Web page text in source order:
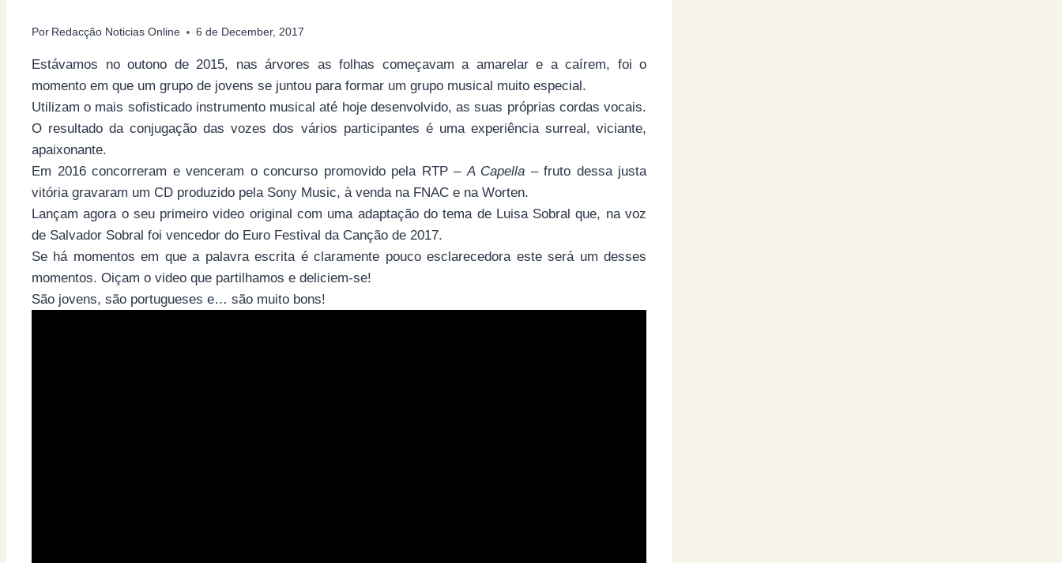
Por Redacção Noticias Online 6 de December, 2017
Estávamos no outono de 2015, nas árvores as folhas começavam a amarelar e a caírem, foi o
momento em que um grupo de jovens se juntou para formar um grupo musical muito especial.
Utilizam o mais sofisticado instrumento musical até hoje desenvolvido, as suas próprias cordas vocais.
O resultado da conjugação das vozes dos vários participantes é uma experiência surreal, viciante,
apaixonante.
Em 2016 concorreram e venceram o concurso promovido pela RTP –A Capella – fruto dessa justa
vitória gravaram um CD produzido pela Sony Music, à venda na FNAC e na Worten.
Lançam agora o seu primeiro video original com uma adaptação do tema de Luisa Sobral que, na voz
de Salvador Sobral foi vencedor do Euro Festival da Canção de 2017.
Se há momentos em que a palavra escrita é claramente pouco esclarecedora este será um desses
momentos. Oiçam o video que partilhamos e deliciem-se!
São jovens, são portugueses e… são muito bons!